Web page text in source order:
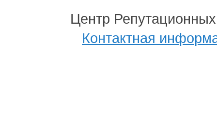
Центр
Контактная